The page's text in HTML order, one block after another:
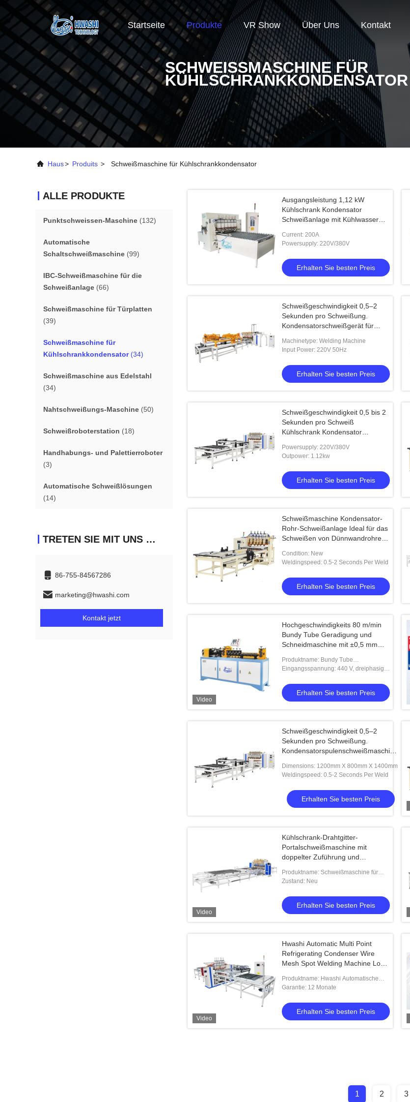
Startseite Produkte VR Show Über Uns Kontakt
SCHWEISSMASCHINE FÜR K
ÜHLSCHRANKKONDENSATOR
Haus> Produits > Schweißmaschine für Kühlschrankkondensator
ALLE PRODUKTE
Punktschweissen-Maschine (132)
Automatische
Schaltschweißmaschine (99)
IBC-Schweißmaschine für die
Schweißanlage (66)
Schweißmaschine für Türplatten
(39)
Schweißmaschine für
Kühlschrankkondensator(34)
Schweißmaschine aus Edelstahl
(34)
Nahtschweißungs-Maschine (50)
Schweißroboterstation (18)
Handhabungs- und Palettierroboter
(3)
Automatische Schweißlösungen
(14)
TRETEN SIE MIT UNS IN VERBINDUNG
86-755-84567286
marketing@hwashi.com
Kontakt jetzt
Ausgangsleistung 1,12 kW
Kühlschrank Kondensator
Schweißanlage mit Kühlwasser
Schweißprozesse
Current: 200A
Powersupply: 220V/380V
Erhalten Sie besten Preis
Schweißgeschwindigkeit 0,5–2
Sekunden pro Schweißung.
Kondensatorschweißgerät für
Punktschweißverfahren
gewährleistet eine schnelle
Wartung der Kühlung
Machinetype: Welding Machine
Input Power: 220V 50Hz
Erhalten Sie besten Preis
Schweißgeschwindigkeit 0,5 bis 2
Sekunden pro Schweiß
Kühlschrank Kondensator
1,12kw Ideal für die Herstellung
von Kühlteilen
Powersupply: 220V/380V
Outpower: 1.12kw
Erhalten Sie besten Preis
Schweißmaschine Kondensator-
Rohr-Schweißanlage Ideal für das
Schweißen von Dünnwandrohren
Kesselanwendungen
Condition: New
Weldingspeed: 0.5-2 Seconds Per Weld
Erhalten Sie besten Preis
Video
Hochgeschwindigkeits 80 m/min
Bundy Tube Geradigung und
Schneidmaschine mit ±0,5 mm
Touchscreen-Steuerung
Produktname: Bundy Tube
Straightening and Cutting Machine
Kondensatoren
Eingangsspannung: 440 V, dreiphasige
Erhalten Sie besten Preis
Schweißgeschwindigkeit 0,5–2
Sekunden pro Schweißung.
Kondensatorspulenschweißmaschine.
sorgt für gleichmäßige Schweißnähte
Dimensions: 1200mm X 800mm X 1400mm
Weldingspeed: 0.5-2 Seconds Per Weld
Erhalten Sie besten Preis
Video
Kühlschrank-Drahtgitter-
Portalschweißmaschine mit
doppelter Zuführung und
10 Elektroden
Produktname: Schweißmaschine für
Kühlschränke mit Doppelschicht-
Zustand: Neu
Erhalten Sie besten Preis
Video
Hwashi Automatic Multi Point
Refrigerating Condenser Wire
Mesh Spot Welding Machine Low
Produktname: Hwashi Automatische
Mehrpunkte Kühlkondensator Drahtnetz
Niedrigkohlenstoffstahl
Garantie: 12 Monate
Erhalten Sie besten Preis
1 2 3